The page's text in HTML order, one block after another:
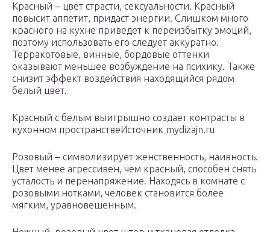
Красный ‒ цвет страсти, сексуальности. Красный
повысит аппетит, придаст энергии. Слишком много
красного на кухне приведет к переизбытку эмоций,
поэтому использовать его следует аккуратно.
Терракотовые, винные, бордовые оттенки
оказывают меньшее возбуждение на психику. Также
снизит эффект воздействия находящийся рядом
белый цвет.
Красный с белым выигрышно создает контрасты в
кухонном пространствеИсточник mydizajn.ru
Розовый ‒ символизирует женственность, наивность.
Цвет менее агрессивен, чем красный, способен снять
усталость и перенапряжение. Находясь в комнате с
розовыми нотками, человек становится более
мягким, уравновешенным.